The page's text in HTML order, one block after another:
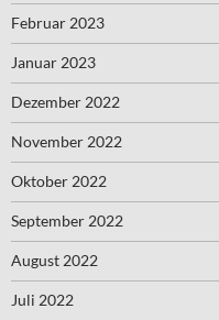
Februar 2023
Januar 2023
Dezember 2022
November 2022
Oktober 2022
September 2022
August 2022
Juli 2022